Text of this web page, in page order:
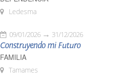
Ledesma
09/01/2026 31/12/2026
Construyendo mi Futuro
FAMILIA
Tamames